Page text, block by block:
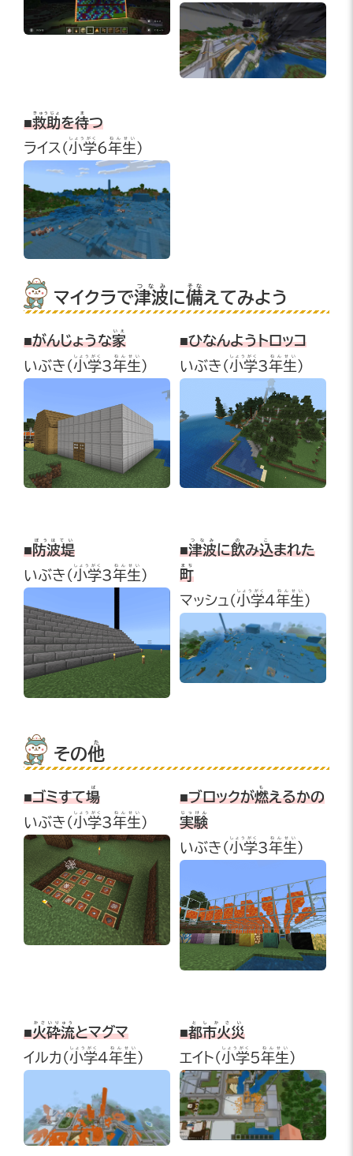
■救助
きゅうじょ
を待
ま
つ
ライス (小学
しょうがく
6年生
ねんせい
)
マイクラで津波
つなみ
に備
そな
えてみよう
■がんじょうな家
いえ
いぶき(小学
しょうがく
3年生
ねんせい
)
■ひなんようトロッコ
いぶき(小学
しょうがく
3年生
ねんせい
)
■防波堤
ぼうはてい
いぶき(小学
しょうがく
3年生
ねんせい
)
■津波
つなみ
に飲
の
み込
こ
まれた
町
まち
マッシュ (小学
しょうがく
4年生
ねんせい
)
その他
た
■ゴミすて場
ば
いぶき(小学
しょうがく
3年生
ねんせい
)
■ブロックが燃
も
えるかの
実験
じっけん
いぶき(小学
しょうがく
3年生
ねんせい
)
■火砕流
かさいりゅう
とマグマ
イルカ (小学
しょうがく
4年生
ねんせい
)
■都市火災
としかさい
エイト(小学
しょうがく
5年生
ねんせい
)